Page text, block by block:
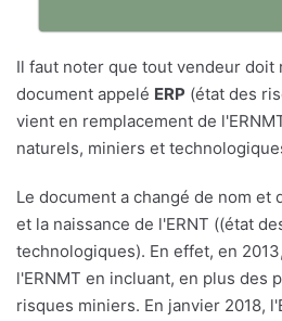
Il faut noter que tout vendeur doit
document appelé ERP (état des
vient en remplacement de
naturels, miniers et
Le document a changé de nom et
et la naissance de l'ERNT ((état
technologiques). En effet, en
l'ERNMT en incluant, en plus des
risques miniers. En janvier 2018,